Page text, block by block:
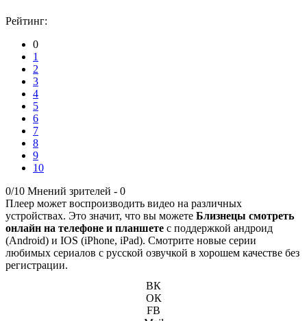
Рейтинг:
0
1
2
3
4
5
6
7
8
9
10
0/10 Мнений зрителей - 0
Плеер может воспроизводить видео на различных
устройствах. Это значит, что вы можете Близнецы смотреть
онлайн на телефоне и планшете с поддержкой андроид
(Android) и IOS (iPhone, iPad). Смотрите новые серии
любимых сериалов с русской озвучкой в хорошем качестве без
регистрации.
ВК
ОК
FB